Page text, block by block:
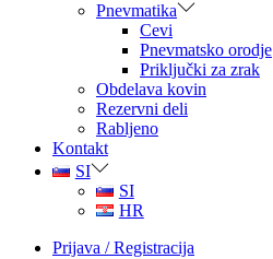
Pnevmatika
Cevi
Pnevmatsko orodje
Priključki za zrak
Obdelava kovin
Rezervni deli
Rabljeno
Kontakt
SI
SI
HR
Prijava / Registracija